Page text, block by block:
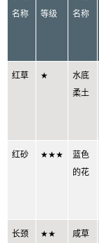
名称
等级
名称
红草 ★
水底
柔土
红砂 ★★★
蓝色
的花
长颈
★★ 咸草